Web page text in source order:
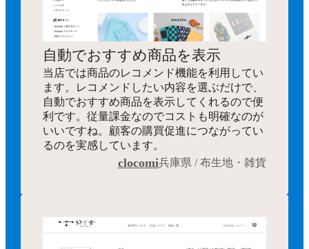
自動でおすすめ商品を表示
当店では商品のレコメンド機能を利用してい
ます。レコメンドしたい内容を選ぶだけで、
自動でおすすめ商品を表示してくれるので便
利です。従量課金なのでコストも明確なのが
いいですね。顧客の購買促進につながってい
るのを実感しています。
clocomi兵庫県 / 布生地・雑貨